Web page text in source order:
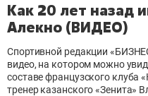
Как 20 лет назад
Алекно (ВИДЕО)
Спортивной редакции
видео, на котором можно
составе французского
тренер казанского «Зенита»